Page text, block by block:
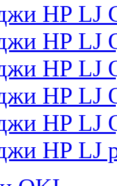
HP LJ
HP LJ
HP LJ
HP LJ
HP LJ
HP LJ